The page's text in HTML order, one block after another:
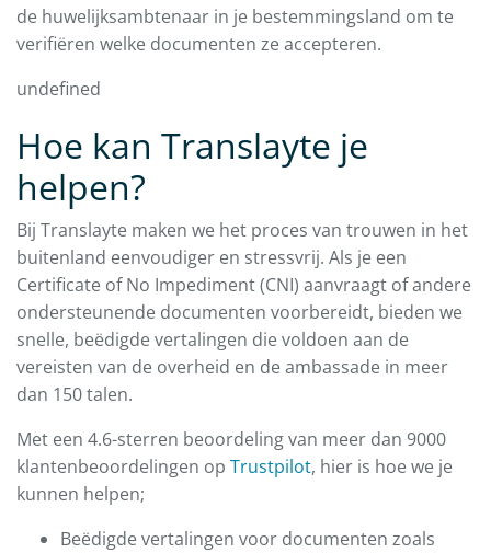
de huwelijksambtenaar in je bestemmingsland om te
verifiëren welke documenten ze accepteren.
undefined
Hoe kan Translayte je
helpen?
Bij Translayte maken we het proces van trouwen in het
buitenland eenvoudiger en stressvrij. Als je een
Certificate of No Impediment (CNI) aanvraagt of andere
ondersteunende documenten voorbereidt, bieden we
snelle, beëdigde vertalingen die voldoen aan de
vereisten van de overheid en de ambassade in meer
dan 150 talen.
Met een 4.6-sterren beoordeling van meer dan 9000
klantenbeoordelingen op Trustpilot, hier is hoe we je
kunnen helpen;
Beëdigde vertalingen voor documenten zoals